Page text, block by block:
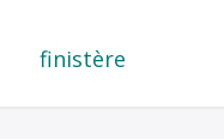
finistère